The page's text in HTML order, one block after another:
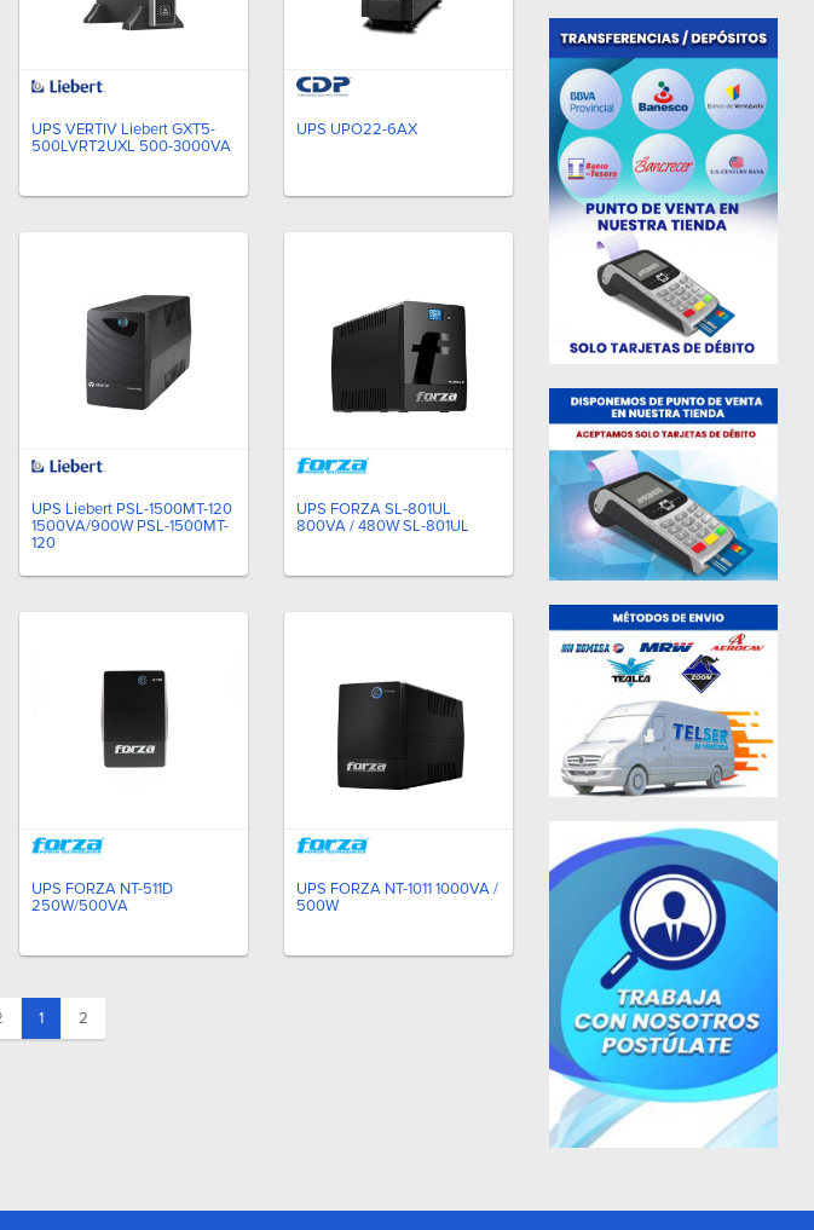
UPS VERTIV Liebert GXT5-
500LVRT2UXL 500-3000VA
UPS UPO22-6AX
UPS Liebert PSL-1500MT-120
1500VA/900W PSL-1500MT-
120
UPS FORZA SL-801UL
800VA / 480W SL-801UL
UPS FORZA NT-511D
250W/500VA
UPS FORZA NT-1011 1000VA /
500W
1(current)
2